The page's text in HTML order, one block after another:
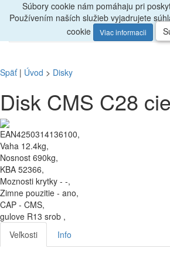
Radiporadíme, zavolajte
Späť| Úvod > Disky
Disk CMS C28
EAN4250314136100,
Vaha 12.4kg,
Nosnost 690kg,
KBA 52366,
Moznosti krytky - -,
Zimne pouzitie - ano,
CAP - CMS,
gulove R13 srob ,
Veľkosti
Info
Súbory cookie nám pomáhaju pri
Používením naších služieb vyjadrujete
cookie
Viac informacii